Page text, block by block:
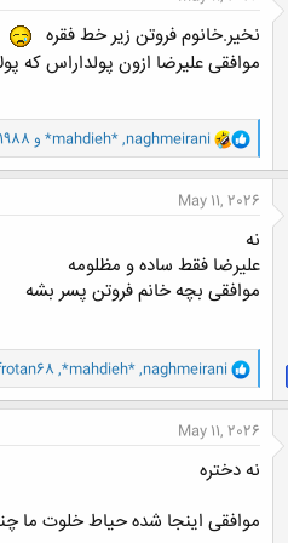
ش
ه
ا
:
نخیر.خانوم فروتن زیر خط فقره
موافقی علیرضا ازون پولداراس که
و
ا
ک
ش
naghmeirani
,
*mahdieh* و
May 11, 2026
نه
علیرضا فقط ساده و مظلومه
موافقی بچه خانم فروتن پسر بشه
و
ا
ک
ن
ش
ه
ا
naghmeirani
,
*mahdieh*
,
May 11, 2026
نه دختره
موافقی اینجا شده حیاط خلوت ما